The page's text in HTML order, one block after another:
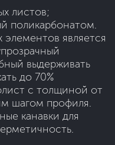
листов;
поликарбонатом.
является
выдерживать
до 70%
с толщиной от
шагом профиля.
канавки для